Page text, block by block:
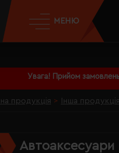
Увага! Прийом
МЕНЮ
продукція Інша продукція
Автоаксесуари